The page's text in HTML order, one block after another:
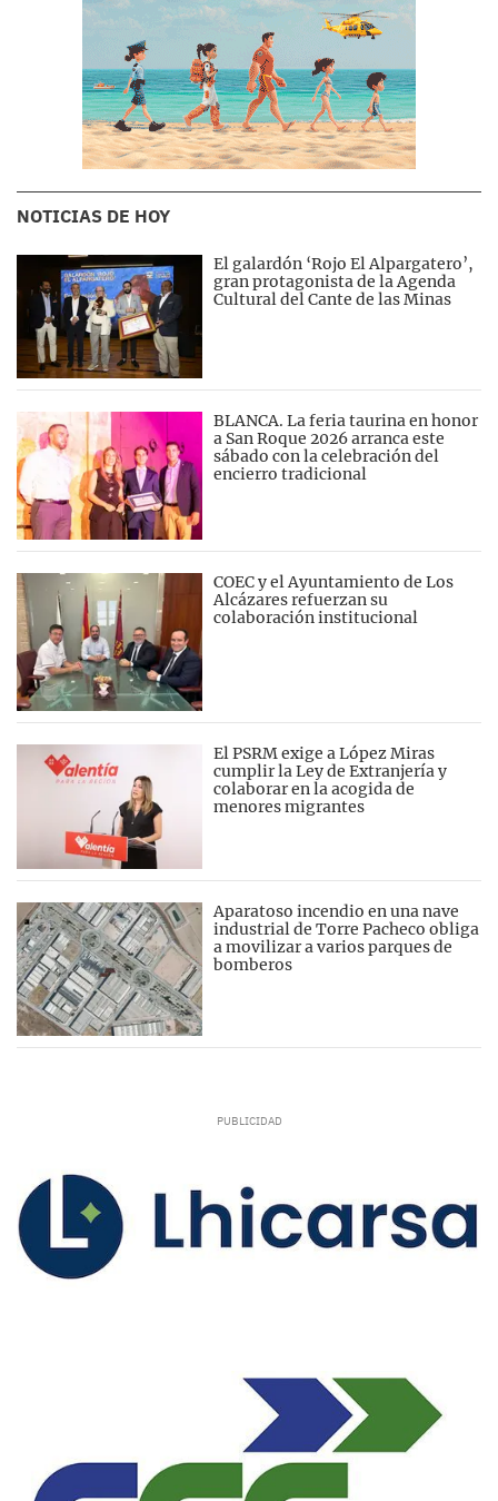
NOTICIAS DE HOY
El galardón ‘Rojo El Alpargatero’,
gran protagonista de la Agenda
Cultural del Cante de las Minas
BLANCA. La feria taurina en honor
a San Roque 2026 arranca este
sábado con la celebración del
encierro tradicional
COEC y el Ayuntamiento de Los
Alcázares refuerzan su
colaboración institucional
El PSRM exige a López Miras
cumplir la Ley de Extranjería y
colaborar en la acogida de
menores migrantes
Aparatoso incendio en una nave
industrial de Torre Pacheco obliga
a movilizar a varios parques de
bomberos